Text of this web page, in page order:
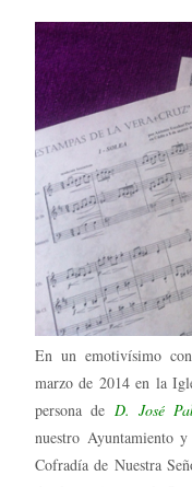
En un emotivísimo
marzo de 2014 en la
persona de D. José
nuestro Ayuntamiento
Cofradía de Nuestra